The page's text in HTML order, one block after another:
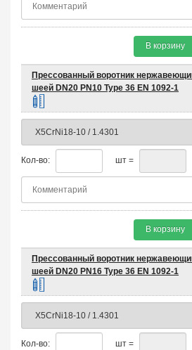
В корзину
Прессованный воротник
шеей DN20 PN10 Type 36 EN 1092-1
Кол-во: шт =
В корзину
Прессованный воротник
шеей DN20 PN16 Type 36 EN 1092-1
Кол-во: шт =